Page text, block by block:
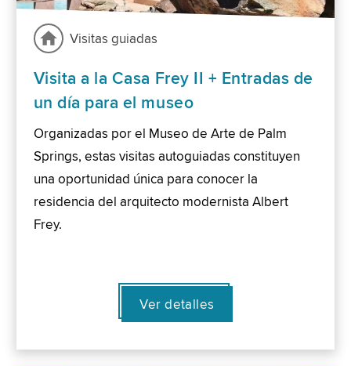
Visitas guiadas
Visita a la Casa Frey II + Entradas de
un día para el museo
Organizadas por el Museo de Arte de Palm
Springs, estas visitas autoguiadas constituyen
una oportunidad única para conocer la
residencia del arquitecto modernista Albert
Frey.
Ver detalles